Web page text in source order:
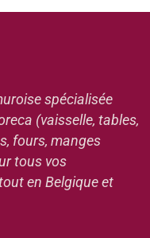
spécialisée
(vaisselle, tables,
fours, manges
tous vos
en Belgique et